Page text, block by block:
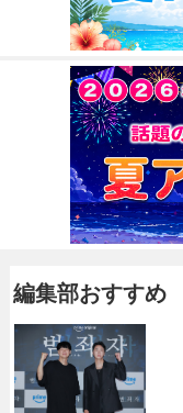
編集部おすすめ